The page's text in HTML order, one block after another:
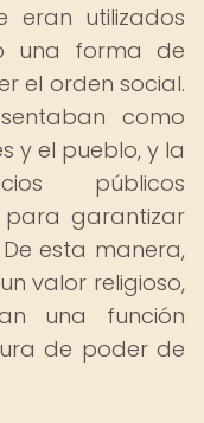
eran utilizados
una forma de
el orden social.
como
y el pueblo, y la
públicos
garantizar
esta manera,
valor religioso,
una función
de poder de